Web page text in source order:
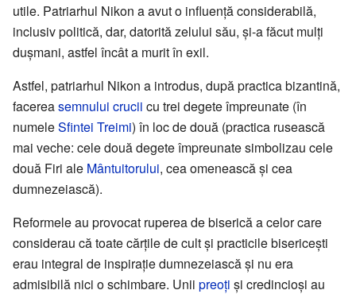
utile. Patriarhul Nikon a avut o influenţă considerabilă,
inclusiv politică, dar, datorită zelului său, şi-a făcut mulţi
duşmani, astfel încât a murit în exil.
Astfel, patriarhul Nikon a introdus, după practica bizantină,
facereasemnului crucii cu trei degete împreunate (în
numeleSfintei Treimi) în loc de două (practica rusească
mai veche: cele două degete împreunate simbolizau cele
două Firi ale Mântuitorului, cea omenească şi cea
dumnezeiască).
Reformele au provocat ruperea de biserică a celor care
considerau că toate cărţile de cult şi practicile bisericeşti
erau integral de inspiraţie dumnezeiască şi nu era
admisibilă nici o schimbare. Unii preoţi şi credincioşi au